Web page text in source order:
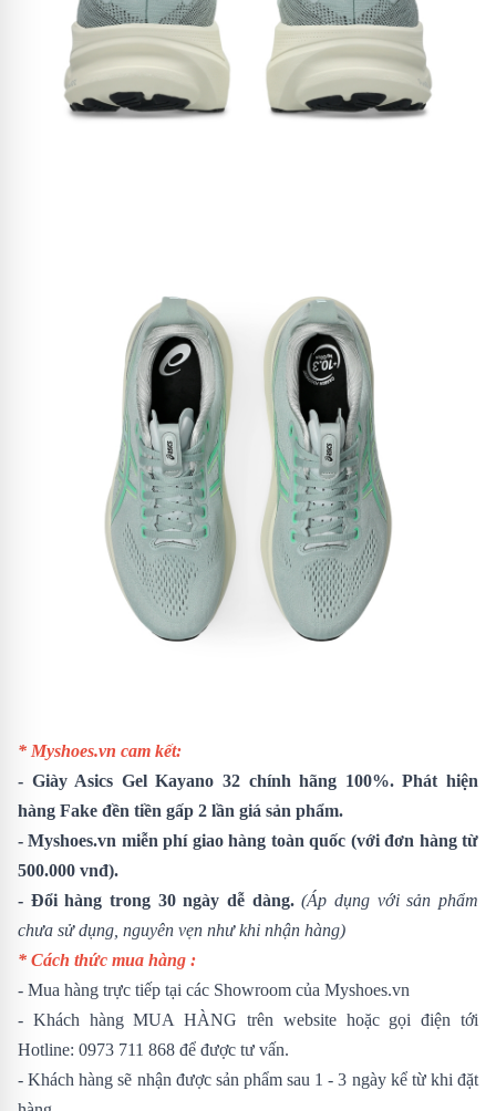
* Myshoes.vn cam kết:
- Giày Asics Gel Kayano 32 chính hãng 100%. Phát hiện
hàng Fake đền tiền gấp 2 lần giá sản phẩm.
- Myshoes.vn miễn phí giao hàng toàn quốc (với đơn hàng từ
500.000 vnđ).
- Đổi hàng trong 30 ngày dễ dàng.(Áp dụng với sản phẩm
chưa sử dụng, nguyên vẹn như khi nhận hàng)
* Cách thức mua hàng :
- Mua hàng trực tiếp tại các Showroom của Myshoes.vn
- Khách hàng MUA HÀNG trên website hoặc gọi điện tới
Hotline: 0973 711 868 để được tư vấn.
- Khách hàng sẽ nhận được sản phẩm sau 1 - 3 ngày kể từ khi đặt